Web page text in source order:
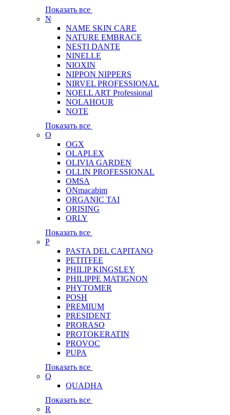
Показать все
N
NAME SKIN CARE
NATURE EMBRACE
NESTI DANTE
NINELLE
NIOXIN
NIPPON NIPPERS
NIRVEL PROFESSIONAL
NOELL ART Professional
NOLAHOUR
NOTE
Показать все
O
OGX
OLAPLEX
OLIVIA GARDEN
OLLIN PROFESSIONAL
OMSA
ONmacabim
ORGANIC TAI
ORISING
ORLY
Показать все
P
PASTA DEL CAPITANO
PETITFEE
PHILIP KINGSLEY
PHILIPPE MATIGNON
PHYTOMER
POSH
PREMIUM
PRESIDENT
PRORASO
PROTOKERATIN
PROVOC
PUPA
Показать все
Q
QUADHA
Показать все
R